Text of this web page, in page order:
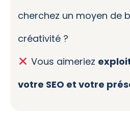
cherchez un moyen de
créativité ?
Vous aimeriez
votre SEO et votre